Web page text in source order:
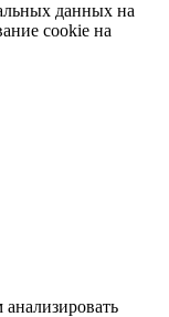
данных на
cookie на